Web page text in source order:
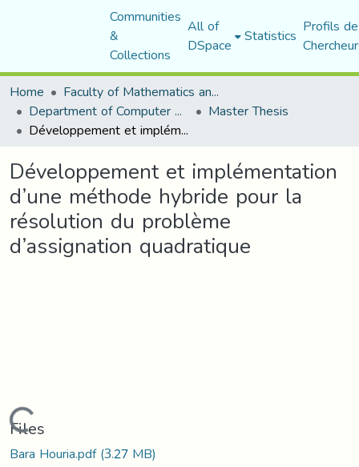
Communities
&
Collections
All of
DSpace Statistics Profils
Home
Faculty of Mathematics and Computer Science
Department of Computer Science Master Thesis
Développement et implémentation d’une méthode hybride pour la résolution du problème d’assignation quadratique
Développement et implémentation
d’une méthode hybride pour la
résolution du problème
d’assignation quadratique
Loading...
Files
Bara Houria.pdf(3.27 MB)